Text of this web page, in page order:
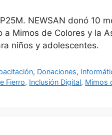
NEWSAN donó 10
Mimos de Colores y la
niños y adolescentes.
, Donaciones,
Fierro, Inclusión Digital, Mimos